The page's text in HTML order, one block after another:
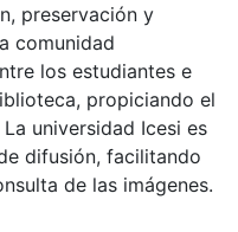
preservación y
comunidad
los estudiantes e
propiciando el
universidad Icesi es
difusión, facilitando
de las imágenes.